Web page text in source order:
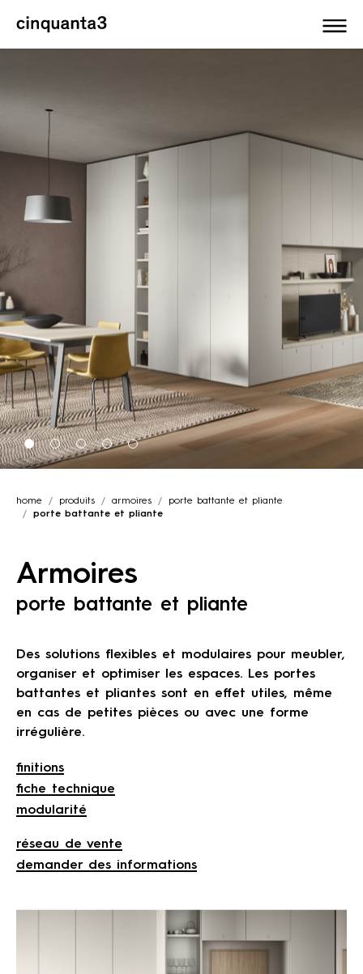
Cinquanta3
home produits armoires
porte battante et pliante
porte battante et pliante
Armoires
porte battante et pliante
Des solutions flexibles et modulaires pour meubler,
organiser et optimiser les espaces. Les portes
battantes et pliantes sont en effet utiles, même
en cas de petites pièces ou avec une forme
irrégulière.
finitions
fiche technique
modularité
réseau de vente
demander des informations